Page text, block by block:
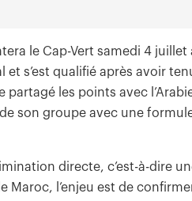
le Cap-Vert samedi 4
s’est qualifié après avoir
les points avec
son groupe avec une
directe, c’est-à-dire
l’enjeu est de